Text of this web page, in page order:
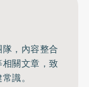
，內容整合
關文章，致
識。